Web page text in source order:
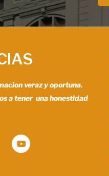
veraz y oportuna.
a tener una honestidad